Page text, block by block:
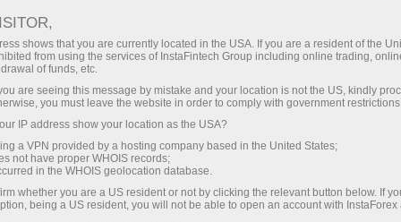
MẠI IRELAND TĂNG
Ireland tăng đáng kể trong tháng 3, do xuất khẩu
phòng Thống kê Trung ương cho thấy hôm thứ Hai.
đã tăng lên 8,73 tỷ EUR trong tháng 3 từ 6,49 tỷ EUR
lớn nhất kể từ tháng 3 năm 2020, khi đạt 10,43 tỷ
3, trong khi nhập khẩu giảm 2,0%. Trên cơ sở không
lượt 37,0% và 20,0% trong tháng 3 so với một năm
shows that you are currently located in the USA. If you are a resident of the
from using the services of InstaFintech Group including online trading,
of funds, etc.
are seeing this message by mistake and your location is not the US, kindly
you must leave the website in order to comply with government
IP address show your location as the USA?
a VPN provided by a hosting company based in the United States;
not have proper WHOIS records;
in the WHOIS geolocation database.
whether you are a US resident or not by clicking the relevant button below. If
being a US resident, you will not be able to open an account with InstaForex